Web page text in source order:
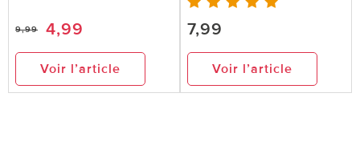
9,99 4,99
Voir l’article
7,99
Voir l’article